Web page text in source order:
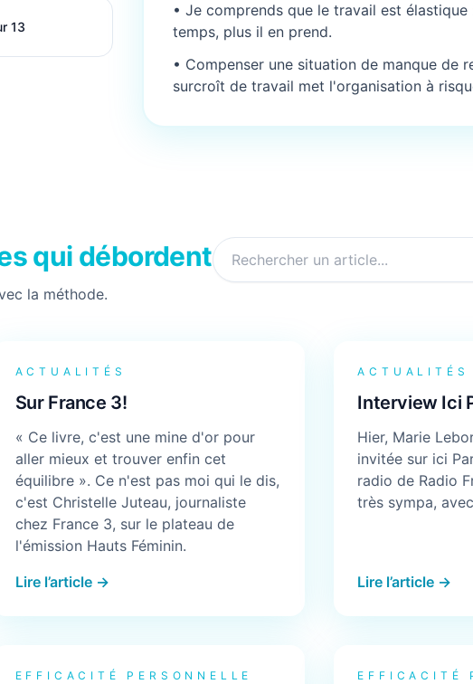
13
• Je comprends que le travail est élastique
temps, plus il en prend.
• Compenser une situation de manque de
surcroît de travail met l'organisation à
qui débordent
la méthode.
ACTUALITÉS
Sur France 3!
« Ce livre, c'est une mine d'or pour
aller mieux et trouver enfin cet
équilibre ». Ce n'est pas moi qui le dis,
c'est Christelle Juteau, journaliste
chez France 3, sur le plateau de
l'émission Hauts Féminin.
Lire l’article →
ACTUALITÉS
Interview Ici
Hier, Marie
invitée sur ici
radio de Radio
très sympa,
Lire l’article →
EFFICACITÉ PERSONNELLE EFFICACITÉ